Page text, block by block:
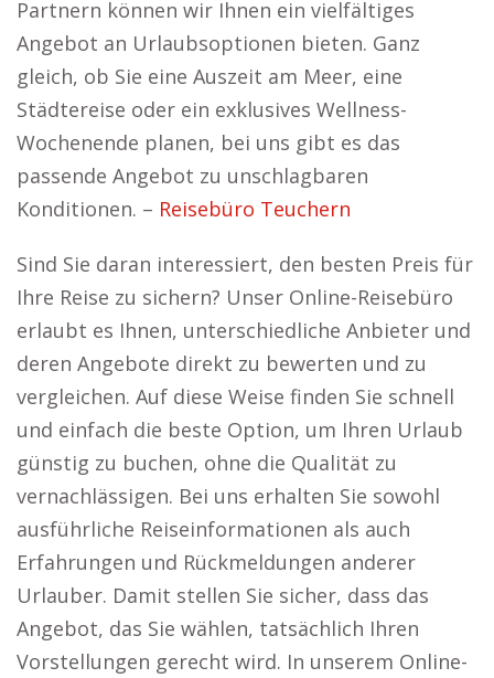
Partnern können wir Ihnen ein vielfältiges
Angebot an Urlaubsoptionen bieten. Ganz
gleich, ob Sie eine Auszeit am Meer, eine
Städtereise oder ein exklusives Wellness-
Wochenende planen, bei uns gibt es das
passende Angebot zu unschlagbaren
Konditionen. – Reisebüro Teuchern
Sind Sie daran interessiert, den besten Preis für
Ihre Reise zu sichern? Unser Online-Reisebüro
erlaubt es Ihnen, unterschiedliche Anbieter und
deren Angebote direkt zu bewerten und zu
vergleichen. Auf diese Weise finden Sie schnell
und einfach die beste Option, um Ihren Urlaub
günstig zu buchen, ohne die Qualität zu
vernachlässigen. Bei uns erhalten Sie sowohl
ausführliche Reiseinformationen als auch
Erfahrungen und Rückmeldungen anderer
Urlauber. Damit stellen Sie sicher, dass das
Angebot, das Sie wählen, tatsächlich Ihren
Vorstellungen gerecht wird. In unserem Online-